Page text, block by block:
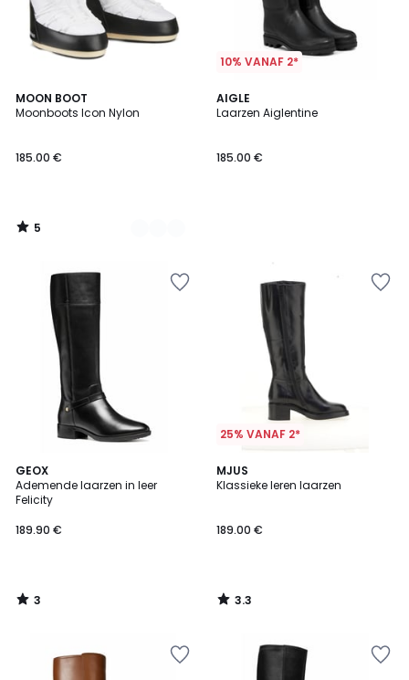
MOON BOOT
Moonboots Icon Nylon
185.00 €
5
/
4
Kleuren
5
/
10% VANAF 2*
AIGLE
Laarzen Aiglentine
185.00 €
GEOX
Ademende laarzen in leer
Felicity
189.90 €
3
/
5
3
/
25% VANAF 2*
MJUS
Klassieke leren laarzen
189.00 €
3.3
/ 5
3.3
/